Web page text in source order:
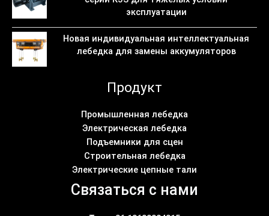
эксплуатации
Новая индивидуальная интеллектуальная
лебедка для замены аккумуляторов
Продукт
Промышленная лебедка
Электрическая лебедка
Подъемники для сцен
Строительная лебедка
Электрические цепные тали
Связаться с нами